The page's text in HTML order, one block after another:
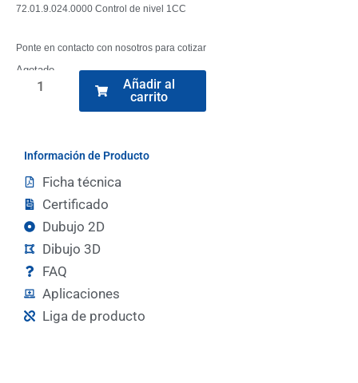
72.01.9.024.0000 Control de nivel 1CC
Ponte en contacto con nosotros para cotizar
Agotado
386100240060
Añadir al
carrito
Información de Producto
Ficha técnica
Certificado
Dubujo 2D
Dibujo 3D
FAQ
Aplicaciones
Liga de producto